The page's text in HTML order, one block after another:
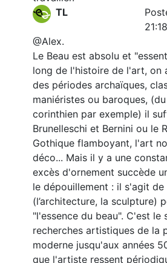
TL
21:18
@Alex.
Le Beau est absolu et
long de l'histoire de l'art, on
des périodes archaïques,
maniéristes ou baroques,
corinthien par exemple) il
Brunelleschi et Bernini ou le
Gothique flamboyant, l'art
déco... Mais il y a une
excès d'ornement succède
le dépouillement : il s'agit
(l’architecture, la sculpture)
"l'essence du beau". C'est le
recherches artistiques de la
moderne jusqu'aux années
que l'artiste ressent